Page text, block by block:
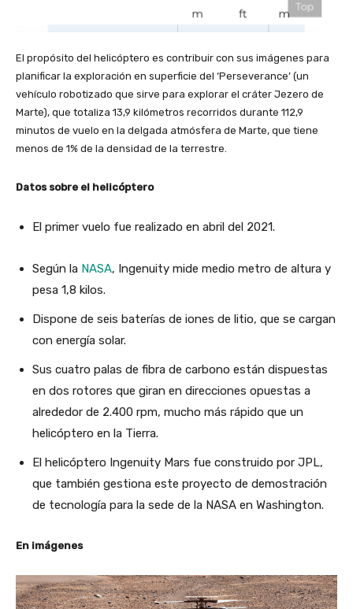
El propósito del helicóptero es contribuir con sus imágenes para
planificar la exploración en superficie del ‘Perseverance’ (un
vehículo robotizado que sirve para explorar el cráter Jezero de
Marte), que totaliza 13,9 kilómetros recorridos durante 112,9
minutos de vuelo en la delgada atmósfera de Marte, que tiene
menos de 1% de la densidad de la terrestre.
Datos sobre el helicóptero
El primer vuelo fue realizado en abril del 2021.
Según la NASA, Ingenuity mide medio metro de altura y
pesa 1,8 kilos.
Dispone de seis baterías de iones de litio, que se cargan
con energía solar.
Sus cuatro palas de fibra de carbono están dispuestas
en dos rotores que giran en direcciones opuestas a
alrededor de 2.400 rpm, mucho más rápido que un
helicóptero en la Tierra.
El helicóptero Ingenuity Mars fue construido por JPL,
que también gestiona este proyecto de demostración
de tecnología para la sede de la NASA en Washington.
En imágenes